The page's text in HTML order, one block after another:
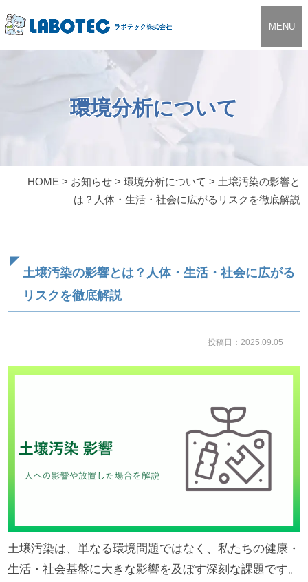
MENU
環境分析について
HOME > お知らせ> 環境分析について > 土壌汚染の影響と
は？人体・生活・社会に広がるリスクを徹底解説
土壌汚染の影響とは？人体・生活・社会に広がる
リスクを徹底解説
投稿日：2025.09.05
土壌汚染は、単なる環境問題ではなく、私たちの健康・
生活・社会基盤に大きな影響を及ぼす深刻な課題です。